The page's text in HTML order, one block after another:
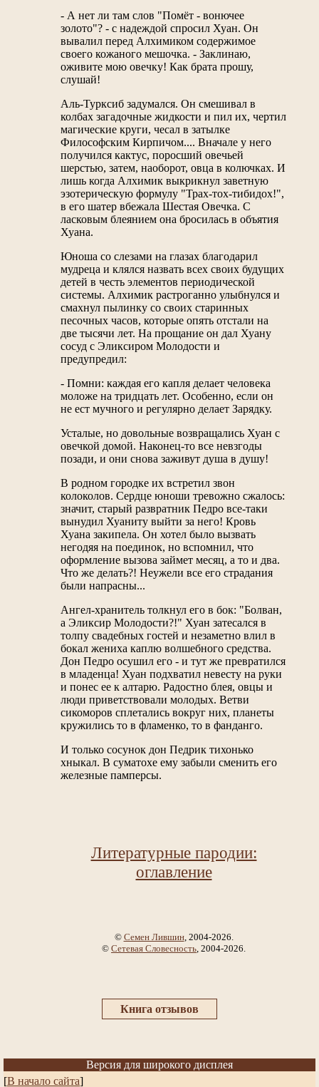
- А нет ли там слов "Помёт - вонючее
золото"? - с надеждой спросил Хуан. Он
вывалил перед Алхимиком содержимое
своего кожаного мешочка. - Заклинаю,
оживите мою овечку! Как брата прошу,
слушай!
Аль-Турксиб задумался. Он смешивал в
колбах загадочные жидкости и пил их, чертил
магические круги, чесал в затылке
Философским Кирпичом.... Вначале у него
получился кактус, поросший овечьей
шерстью, затем, наоборот, овца в колючках. И
лишь когда Алхимик выкрикнул заветную
эзотерическую формулу "Трах-тох-тибидох!",
в его шатер вбежала Шестая Овечка. С
ласковым блеянием она бросилась в объятия
Хуана.
Юноша со слезами на глазах благодарил
мудреца и клялся назвать всех своих будущих
детей в честь элементов периодической
системы. Алхимик растроганно улыбнулся и
смахнул пылинку со своих старинных
песочных часов, которые опять отстали на
две тысячи лет. На прощание он дал Хуану
сосуд с Эликсиром Молодости и
предупредил:
- Помни: каждая его капля делает человека
моложе на тридцать лет. Особенно, если он
не ест мучного и регулярно делает Зарядку.
Усталые, но довольные возвращались Хуан с
овечкой домой. Наконец-то все невзгоды
позади, и они снова заживут душа в душу!
В родном городке их встретил звон
колоколов. Сердце юноши тревожно сжалось:
значит, старый развратник Педро все-таки
вынудил Хуаниту выйти за него! Кровь
Хуана закипела. Он хотел было вызвать
негодяя на поединок, но вспомнил, что
оформление вызова займет месяц, а то и два.
Что же делать?! Неужели все его страдания
были напрасны...
Ангел-хранитель толкнул его в бок: "Болван,
а Эликсир Молодости?!" Хуан затесался в
толпу свадебных гостей и незаметно влил в
бокал жениха каплю волшебного средства.
Дон Педро осушил его - и тут же превратился
в младенца! Хуан подхватил невесту на руки
и понес ее к алтарю. Радостно блея, овцы и
люди приветствовали молодых. Ветви
сикоморов сплетались вокруг них, планеты
кружились то в фламенко, то в фанданго.
И только сосунок дон Педрик тихонько
хныкал. В суматохе ему забыли сменить его
железные памперсы.
Литературные пародии:
оглавление
© Семен Лившин, 2004-2026.
© Сетевая Словесность , 2004-2026.
Книга отзывов
Версия для широкого дисплея
[В начало сайта]